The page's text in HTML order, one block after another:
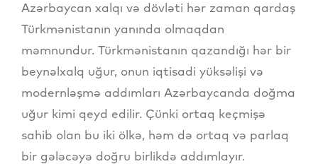
Azərbaycan xalqı və dövləti hər zaman qardaş
Türkmənistanın yanında olmaqdan
məmnundur. Türkmənistanın qazandığı hər bir
beynəlxalq uğur, onun iqtisadi yüksəlişi və
modernləşmə addımları Azərbaycanda doğma
uğur kimi qeyd edilir. Çünki ortaq keçmişə
sahib olan bu iki ölkə, həm də ortaq və parlaq
bir gələcəyə doğru birlikdə addımlayır.